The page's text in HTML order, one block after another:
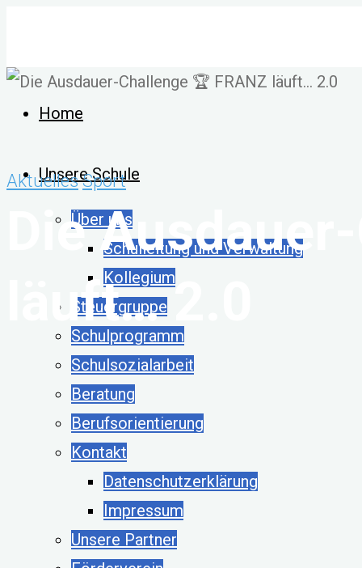
springen
Home
Unsere Schule
Über uns
Schulleitung und Verwaltung
Kollegium
Steuergruppe
Schulprogramm
Schulsozialarbeit
Beratung
Berufsorientierung
Kontakt
Datenschutzerklärung
Impressum
Unsere Partner
Aktuelles Sport
Die
läuft… 2.0